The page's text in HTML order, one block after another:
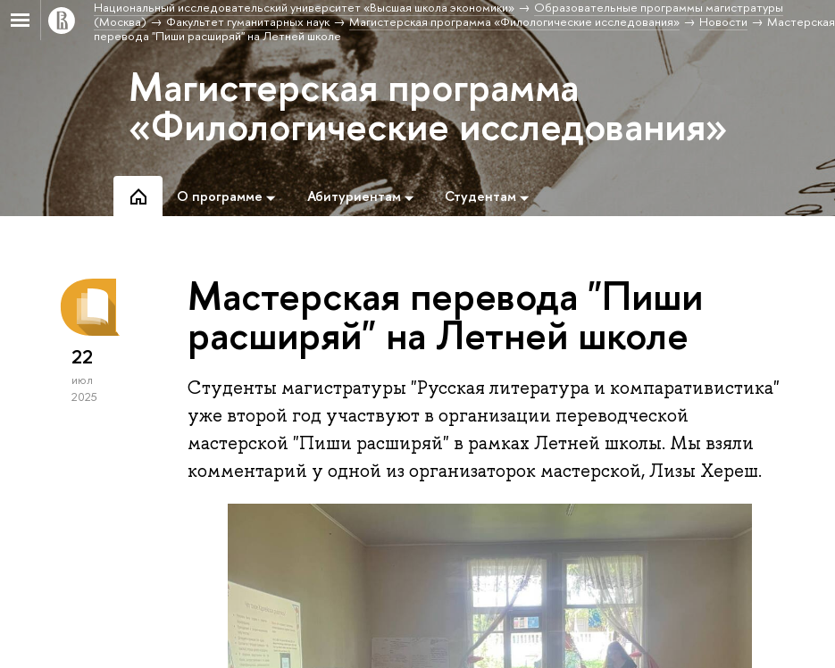
Национальный исследовательский университет «Высшая школа экономики»
Образовательные программы магистратуры
(Москва)
Факультет гуманитарных наук Магистерская программа «Филологические исследования» Новости
Мастерская
перевода "Пиши расширяй" на Летней школе
Магистерская программа
«Филологические исследования»
О программе Абитуриентам Студентам
22
июл
2025
Мастерская перевода "Пиши
расширяй" на Летней школе
Студенты магистратуры "Русская литература и компаративистика"
уже второй год участвуют в организации переводческой
мастерской "Пиши расширяй" в рамках Летней школы. Мы взяли
комментарий у одной из организаторок мастерской, Лизы Хереш.